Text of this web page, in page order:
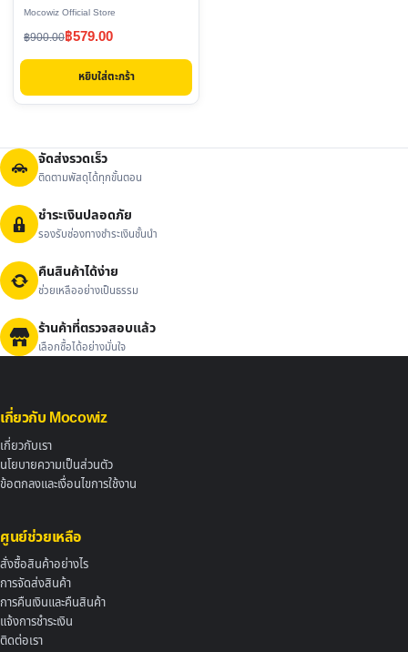
Mocowiz Official Store
฿900.00
Original
price
฿900.00.
฿579.00
Current
price
฿579.00.
หยิบใส่ตะกร้า
จัดส่งรวดเร็ว
ติดตามพัสดุได้ทุกขั้นตอน
ชำระเงินปลอดภัย
รองรับช่องทางชำระเงินชั้นนำ
คืนสินค้าได้ง่าย
ช่วยเหลืออย่างเป็นธรรม
ร้านค้าที่ตรวจสอบแล้ว
เลือกซื้อได้อย่างมั่นใจ
เกี่ยวกับ Mocowiz
เกี่ยวกับเรา
นโยบายความเป็นส่วนตัว
ข้อตกลงและเงื่อนไขการใช้งาน
ศูนย์ช่วยเหลือ
สั่งซื้อสินค้าอย่างไร
การจัดส่งสินค้า
การคืนเงินและคืนสินค้า
แจ้งการชำระเงิน
ติดต่อเรา